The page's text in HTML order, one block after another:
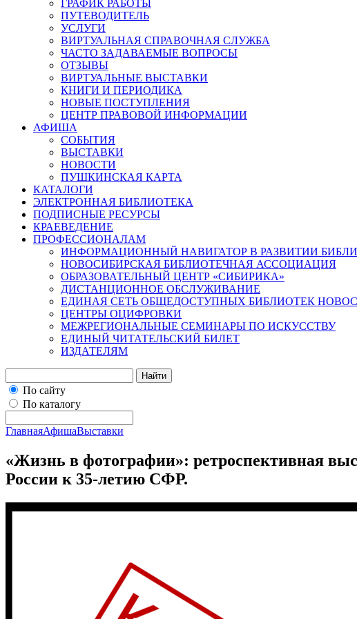
ГРАФИК РАБОТЫ
ПУТЕВОДИТЕЛЬ
УСЛУГИ
ВИРТУАЛЬНАЯ СПРАВОЧНАЯ СЛУЖБА
ЧАСТО ЗАДАВАЕМЫЕ ВОПРОСЫ
ОТЗЫВЫ
ВИРТУАЛЬНЫЕ ВЫСТАВКИ
КНИГИ И ПЕРИОДИКА
НОВЫЕ ПОСТУПЛЕНИЯ
ЦЕНТР ПРАВОВОЙ ИНФОРМАЦИИ
АФИША
СОБЫТИЯ
ВЫСТАВКИ
НОВОСТИ
ПУШКИНСКАЯ КАРТА
КАТАЛОГИ
ЭЛЕКТРОННАЯ БИБЛИОТЕКА
ПОДПИСНЫЕ РЕСУРСЫ
КРАЕВЕДЕНИЕ
ПРОФЕССИОНАЛАМ
ИНФОРМАЦИОННЫЙ НАВИГАТОР В РАЗВИТИИ
НОВОСИБИРСКАЯ БИБЛИОТЕЧНАЯ АССОЦИАЦИЯ
ОБРАЗОВАТЕЛЬНЫЙ ЦЕНТР «СИБИРИКА»
ДИСТАНЦИОННОЕ ОБСЛУЖИВАНИЕ
ЕДИНАЯ СЕТЬ ОБЩЕДОСТУПНЫХ БИБЛИОТЕК
ЦЕНТРЫ ОЦИФРОВКИ
МЕЖРЕГИОНАЛЬНЫЕ СЕМИНАРЫ ПО ИСКУССТВУ
ЕДИНЫЙ ЧИТАТЕЛЬСКИЙ БИЛЕТ
ИЗДАТЕЛЯМ
Найти
По сайту
По каталогу
ГлавнаяАфишаВыставки
«Жизнь в фотографии»: ретроспективная
России к 35-летию СФР.